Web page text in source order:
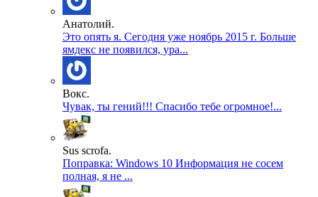
Анатолий.
Это опять я. Сегодня уже ноябрь 2015 г. Больше
ямдекс не появился, ура...
Вокс.
Чувак, ты гений!!! Спасибо тебе огромное!...
Sus scrofa.
Поправка: Windows 10 Информация не сосем
полная, я не ...